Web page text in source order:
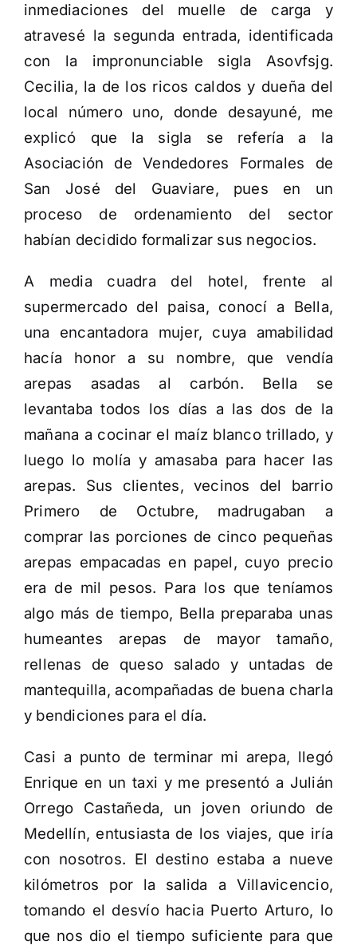
inmediaciones del muelle de carga y
atravesé la segunda entrada, identificada
con la impronunciable sigla Asovfsjg.
Cecilia, la de los ricos caldos y dueña del
local número uno, donde desayuné, me
explicó que la sigla se refería a la
Asociación de Vendedores Formales de
San José del Guaviare, pues en un
proceso de ordenamiento del sector
habían decidido formalizar sus negocios.
A media cuadra del hotel, frente al
supermercado del paisa, conocí a Bella,
una encantadora mujer, cuya amabilidad
hacía honor a su nombre, que vendía
arepas asadas al carbón. Bella se
levantaba todos los días a las dos de la
mañana a cocinar el maíz blanco trillado, y
luego lo molía y amasaba para hacer las
arepas. Sus clientes, vecinos del barrio
Primero de Octubre, madrugaban a
comprar las porciones de cinco pequeñas
arepas empacadas en papel, cuyo precio
era de mil pesos. Para los que teníamos
algo más de tiempo, Bella preparaba unas
humeantes arepas de mayor tamaño,
rellenas de queso salado y untadas de
mantequilla, acompañadas de buena charla
y bendiciones para el día.
Casi a punto de terminar mi arepa, llegó
Enrique en un taxi y me presentó a Julián
Orrego Castañeda, un joven oriundo de
Medellín, entusiasta de los viajes, que iría
con nosotros. El destino estaba a nueve
kilómetros por la salida a Villavicencio,
tomando el desvío hacia Puerto Arturo, lo
que nos dio el tiempo suficiente para que